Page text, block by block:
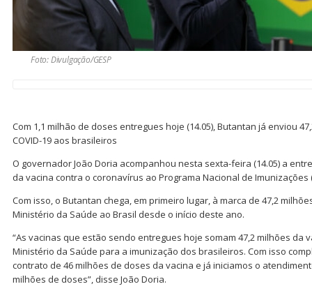
Foto: Divulgação/GESP
Com 1,1 milhão de doses entregues hoje (14.05), Butantan já enviou
COVID-19 aos brasileiros
O governador João Doria acompanhou nesta sexta-feira (14.05) a
da vacina contra o coronavírus ao Programa Nacional de Imunizações
Com isso, o Butantan chega, em primeiro lugar, à marca de 47,2
Ministério da Saúde ao Brasil desde o início deste ano.
“As vacinas que estão sendo entregues hoje somam 47,2 milhões da
Ministério da Saúde para a imunização dos brasileiros. Com isso
contrato de 46 milhões de doses da vacina e já iniciamos o
milhões de doses”, disse João Doria.